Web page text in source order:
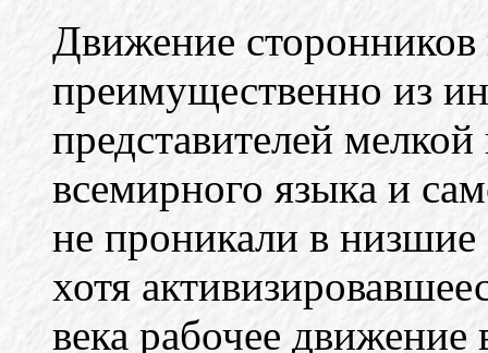
Движение сторонников
преимущественно из
представителей
всемирного языка и
не проникали в низшие
хотя
века рабочее